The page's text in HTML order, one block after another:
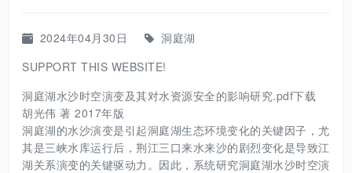
2024年04月30日
洞庭湖
SUPPORT THIS WEBSITE!
洞庭湖水沙时空演变及其对水资源安全的影响研究.pdf下载
胡光伟 著 2017年版
洞庭湖的水沙演变是引起洞庭湖生态环境变化的关键因子，尤
其是三峡水库运行后，荆江三口来水来沙的剧烈变化是导致江
湖关系演变的关键驱动力。因此，系统研究洞庭湖水沙时空演